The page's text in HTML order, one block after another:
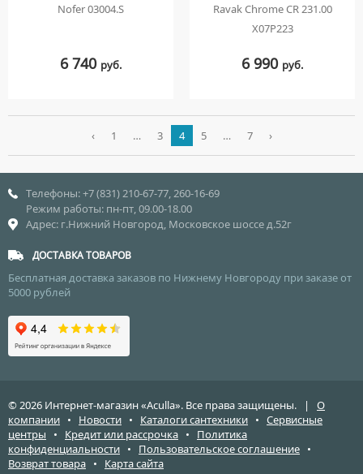
Nofer 03004.S
6 740 руб.
Ravak Chrome CR 231.00
X07P223
6 990 руб.
‹ 1 … 3 4 5 … 7 ›
Телефоны: +7 (831) 210-67-77, 260-16-69
Режим работы: пн-пт, 09.00-18.00
Адрес: г.Нижний Новгород, Московское шоссе д.52г
ДОСТАВКА ТОВАРОВ
Бесплатная доставка заказов по Нижнему Новгороду при заказе от
5000 рублей
© 2026 Интернет-магазин «Aculla». Все права защищены. | О
компании • Новости • Каталоги сантехники • Сервисные
центры • Кредит или рассрочка • Политика
конфиденциальности • Пользовательское соглашение •
Возврат товара • Карта сайта